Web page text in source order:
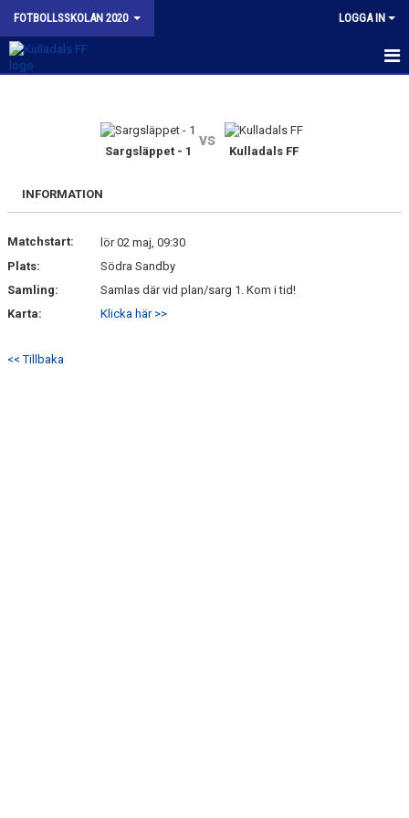
FOTBOLLSSKOLAN 2020 LOGGA IN
MATCHER
TRUPPEN
BILDGALLERI
KONTAKT
Sargsläppet - 1
vs
Kulladals FF
INFORMATION
Matchstart:
lör 02 maj, 09:30
Plats:
Södra Sandby
Samling:
Samlas där vid plan/sarg 1. Kom i tid!
Karta:
Klicka här >>
<< Tillbaka